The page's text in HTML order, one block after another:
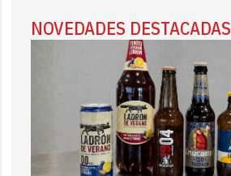
NOVEDADES DESTACADAS